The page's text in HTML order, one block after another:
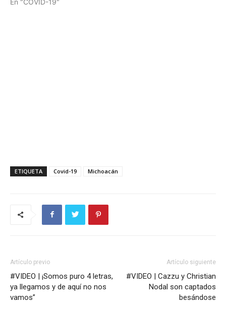
ETIQUETA Covid-19 Michoacán
Artículo previo
#VIDEO | ¡Somos puro 4 letras,
ya llegamos y de aquí no nos
vamos”
Artículo siguiente
#VIDEO | Cazzu y Christian
Nodal son captados
besándose